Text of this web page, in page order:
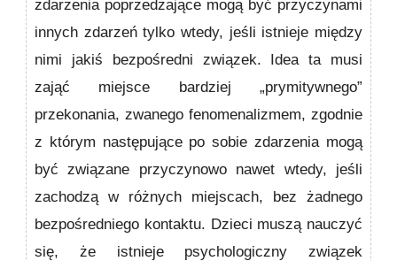
zdarzenia poprzedzające mogą być przyczynami
innych zdarzeń tylko wtedy, jeśli istnieje między
nimi jakiś bezpośredni związek. Idea ta musi
zająć miejsce bardziej „pry­mitywnego”
przekonania, zwanego fenomenalizmem, zgodnie
z którym następujące po sobie zdarzenia mogą
być związane przyczynowo nawet wtedy, jeśli
zachodzą w różnych miejscach, bez żadnego
bezpośredniego kontaktu. Dzieci muszą nauczyć
się, że istnieje psychologiczny związek